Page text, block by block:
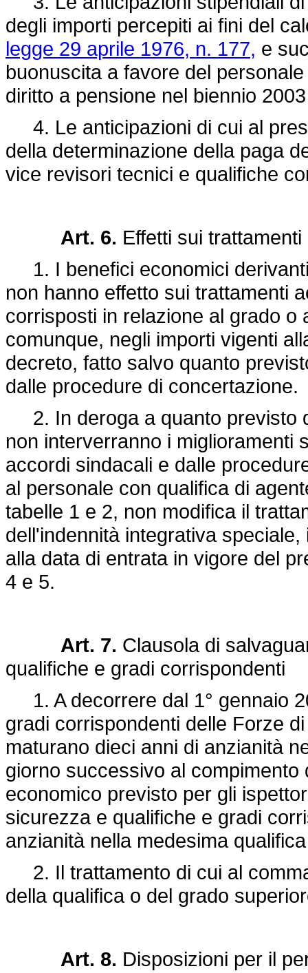
degli importi percepiti ai fini del
legge 29 aprile 1976, n. 177, e
buonuscita a favore del
diritto a pensione nel biennio
4. Le anticipazioni di cui al
della determinazione della paga
vice revisori tecnici e qualifiche
Art. 6. Effetti sui
1. I benefici economici
non hanno effetto sui trattamenti
corrisposti in relazione al grado o
comunque, negli importi vigenti
decreto, fatto salvo quanto
dalle procedure di concertazione.
2. In deroga a quanto previsto
non interverranno i miglioramenti
accordi sindacali e dalle
al personale con qualifica di
tabelle 1 e 2, non modifica il
dell'indennità integrativa
alla data di entrata in vigore del
4 e 5.
Art. 7. Clausola di
qualifiche e gradi corrispondenti
1. A decorrere dal 1° gennaio
gradi corrispondenti delle Forze
maturano dieci anni di anzianità
giorno successivo al
economico previsto per gli
sicurezza e qualifiche e gradi
anzianità nella medesima
2. Il trattamento di cui al
della qualifica o del grado
Art. 8. Disposizioni per il